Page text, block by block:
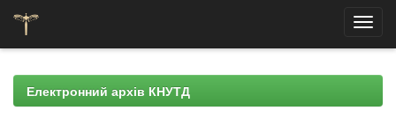
navigationЕлектронний архів КНУТД